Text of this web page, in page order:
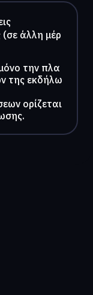
(σε άλλη μέρ
την πλα
της εκδήλω
ορίζεται